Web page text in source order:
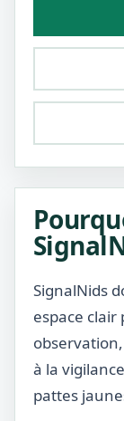
SignalNids
espace
à la
pattes